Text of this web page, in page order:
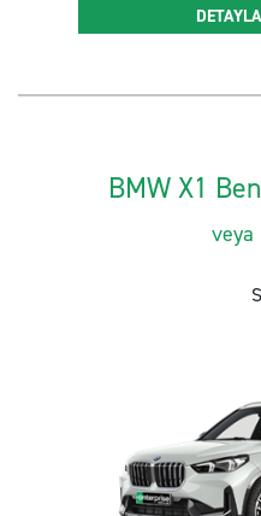
BMW X1
veya